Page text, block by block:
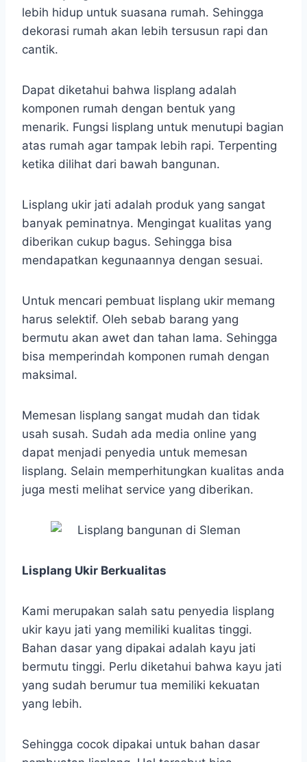
lebih hidup untuk suasana rumah. Sehingga
dekorasi rumah akan lebih tersusun rapi dan
cantik.
Dapat diketahui bahwa lisplang adalah
komponen rumah dengan bentuk yang
menarik. Fungsi lisplang untuk menutupi bagian
atas rumah agar tampak lebih rapi. Terpenting
ketika dilihat dari bawah bangunan.
Lisplang ukir jati adalah produk yang sangat
banyak peminatnya. Mengingat kualitas yang
diberikan cukup bagus. Sehingga bisa
mendapatkan kegunaannya dengan sesuai.
Untuk mencari pembuat lisplang ukir memang
harus selektif. Oleh sebab barang yang
bermutu akan awet dan tahan lama. Sehingga
bisa memperindah komponen rumah dengan
maksimal.
Memesan lisplang sangat mudah dan tidak
usah susah. Sudah ada media online yang
dapat menjadi penyedia untuk memesan
lisplang. Selain memperhitungkan kualitas anda
juga mesti melihat service yang diberikan.
Lisplang Ukir Berkualitas
Kami merupakan salah satu penyedia lisplang
ukir kayu jati yang memiliki kualitas tinggi.
Bahan dasar yang dipakai adalah kayu jati
bermutu tinggi. Perlu diketahui bahwa kayu jati
yang sudah berumur tua memiliki kekuatan
yang lebih.
Sehingga cocok dipakai untuk bahan dasar